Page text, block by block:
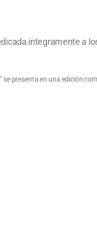
íntegramente a
presenta en una edición